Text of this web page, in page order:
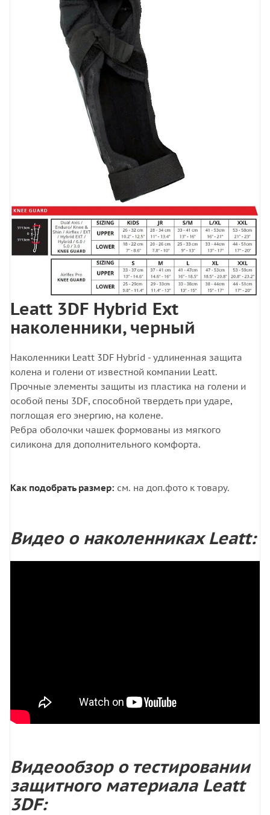
Leatt 3DF Hybrid Ext
наколенники, черный
Наколенники Leatt 3DF Hybrid - удлиненная защита
колена и голени от известной компании Leatt.
Прочные элементы защиты из пластика на голени и
особой пены 3DF, способной твердеть при ударе,
поглощая его энергию, на колене.
Ребра оболочки чашек формованы из мягкого
силикона для дополнительного комфорта.
Как подобрать размер: см. на доп.фото к товару.
Видео о наколенниках Leatt:
Видеообзор о тестировании
защитного материала Leatt
3DF: